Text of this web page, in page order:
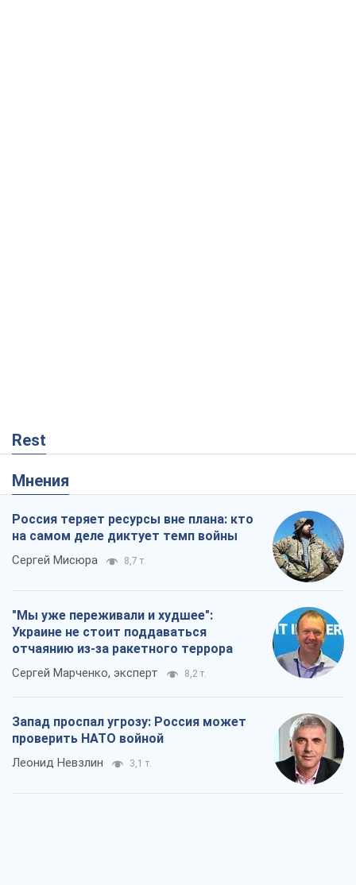
Rest
Мнения
Россия теряет ресурсы вне плана: кто
на самом деле диктует темп войны
Сергей Мисюра 8,7 т.
"Мы уже переживали и худшее":
Украине не стоит поддаваться
отчаянию из-за ракетного террора
Сергей Марченко, эксперт 8,2 т.
Запад проспал угрозу: Россия может
проверить НАТО войной
Леонид Невзлин 3,1 т.